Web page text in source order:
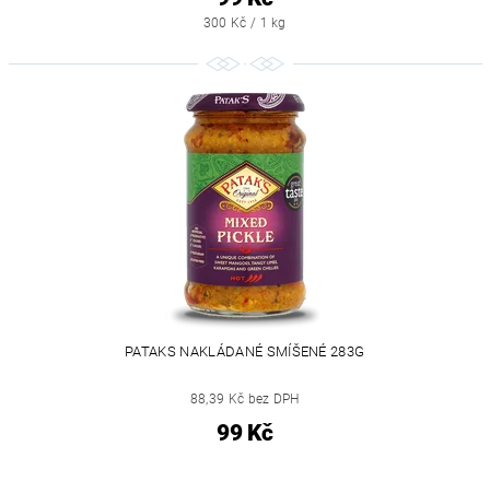
300 Kč / 1 kg
PATAKS NAKLÁDANÉ SMÍŠENÉ 283G
88,39 Kč bez DPH
99 Kč